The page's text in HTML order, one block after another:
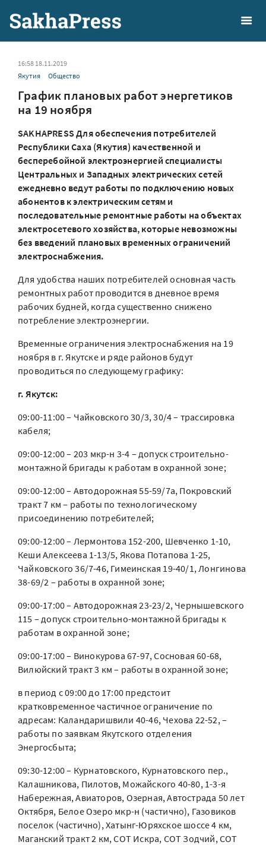
16:58 18.11.2019
Якутия
Общество
График плановых работ энергетиков
на 19 ноября
SAKHAPRESS Для обеспечения потребителей
Республики Саха (Якутия) качественной и
бесперебойной электроэнергией специалисты
Центральных и Западных электрических сетей
ежедневно ведут работы по подключению новых
абонентов к электрическим сетям и
последовательные ремонтные работы на объектах
электросетевого хозяйства, которые невозможны
без введений плановых временных ограничений
электроснабжения.
Для удобства наших потребителей основная часть
ремонтных работ проводится в дневное время
рабочих будней, когда существенно снижено
потребление электроэнергии.
Временные ограничения электроснабжения на 19
ноября в г. Якутске и ряде районов будут
проводиться по следующему графику:
г. Якутск:
09:00-11:00 – Чайковского 30/3, 30/4 – трассировка
кабеля;
09:00-12:00 – 203 мкр-н 3-4 – допуск строительно-
монтажной бригады к работам в охранной зоне;
09:00-12:00 – Автодорожная 55-59/7а, Покровский
тракт 7 км – работы по технологическому
присоединению потребителей;
09:00-12:00 – Лермонтова 152-200, Шевченко 1-10,
Кеши Алексеева 1-13/5, Якова Потапова 1-25,
Чайковского 36/7-46, Гимеинская 19-40/1, Лонгинова
38-69/2 – работы в охранной зоне;
09:00-17:00 – Автодорожная 23-23/2, Чернышевского
115 – допуск строительно-монтажной бригады к
работам в охранной зоне;
09:00-17:00 – Винокурова 67-97, Сосновая 60-68,
Вилюйский тракт 3 км – работы в охранной зоне;
в период с 09:00 до 17:00 предстоит
кратковременное частичное ограничение по
адресам: Каландаришвили 40-46, Чехова 22-52, –
работы по заявкам Якутского отделения
Энергосбыта;
09:30-12:00 – Курнатовского, Курнатовского пер.,
Калашникова, Пилотов, Можайского 40-80, 1-3-я
Набережная, Авиаторов, Озерная, Автострада 50 лет
Октября, Белое Озеро мкр-н (частично), Газовиков
поселок (частично), Хатынг-Юряхское шоссе 4 км,
Маганский тракт 2 км, СОТ Искра, СОТ Зодчий, СОТ